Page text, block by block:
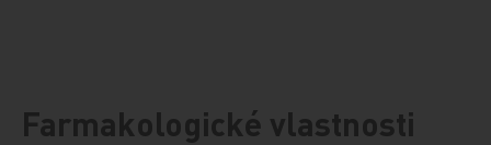
Farmakologické vlastnosti